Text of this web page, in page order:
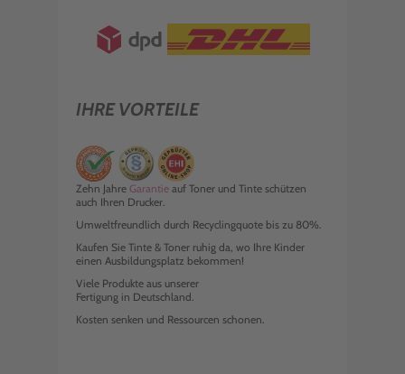
IHRE VORTEILE
Zehn Jahre Garantie auf Toner und Tinte schützen
auch Ihren Drucker.
Umweltfreundlich durch Recyclingquote bis zu 80%.
Kaufen Sie Tinte & Toner ruhig da, wo Ihre Kinder
einen Ausbildungsplatz bekommen!
Viele Produkte aus unserer
Fertigung in Deutschland.
Kosten senken und Ressourcen schonen.